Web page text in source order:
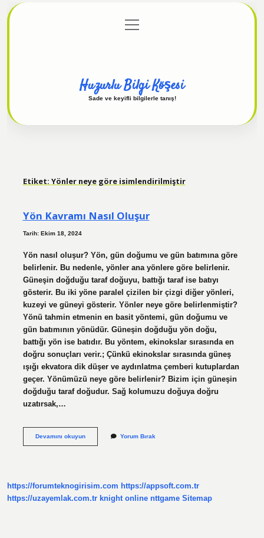
Gizlilik Politikası
menüyü
aç
Huzurlu Bilgi Köşesi
Sade ve keyifli bilgilerle tanış!
Etiket: Yönler neye göre isimlendirilmiştir
Yön Kavramı Nasıl Oluşur
Tarih: Ekim 18, 2024
Yön nasıl oluşur? Yön, gün doğumu ve gün batımına göre
belirlenir. Bu nedenle, yönler ana yönlere göre belirlenir.
Güneşin doğduğu taraf doğuyu, battığı taraf ise batıyı
gösterir. Bu iki yöne paralel çizilen bir çizgi diğer yönleri,
kuzeyi ve güneyi gösterir. Yönler neye göre belirlenmiştir?
Yönü tahmin etmenin en basit yöntemi, gün doğumu ve
gün batımının yönüdür. Güneşin doğduğu yön doğu,
battığı yön ise batıdır. Bu yöntem, ekinokslar sırasında en
doğru sonuçları verir.; Çünkü ekinokslar sırasında güneş
ışığı ekvatora dik düşer ve aydınlatma çemberi kutuplardan
geçer. Yönümüzü neye göre belirlenir? Bizim için güneşin
doğduğu taraf doğudur. Sağ kolumuzu doğuya doğru
uzatırsak,…
Devamını okuyunYön
Yorum Bırak
https://forumteknogirisim.com https://appsoft.com.tr
https://uzayemlak.com.tr knight online nttgame Sitemap